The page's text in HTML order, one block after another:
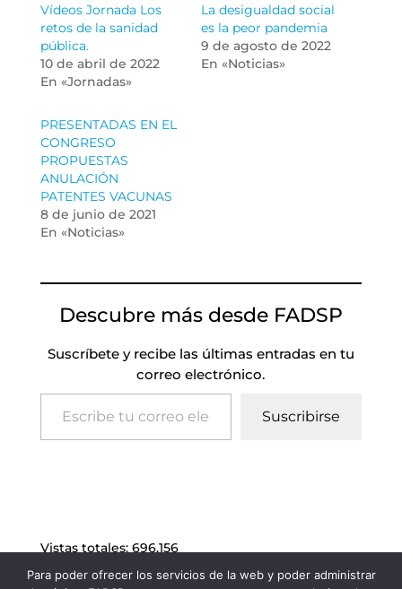
Vídeos Jornada Los
retos de la sanidad
pública.
10 de abril de 2022
En «Jornadas»
La desigualdad social
es la peor pandemia
9 de agosto de 2022
En «Noticias»
PRESENTADAS EN EL
CONGRESO
PROPUESTAS
ANULACIÓN
PATENTES VACUNAS
8 de junio de 2021
En «Noticias»
Descubre más desde FADSP
Suscríbete y recibe las últimas entradas en tu
correo electrónico.
Escribe tu correo electrónico…
Suscribirse
Vistas totales: 696.156
Para poder ofrecer los servicios de la web y poder administrar